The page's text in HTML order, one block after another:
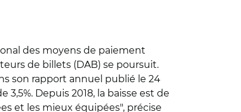
des moyens de paiement
de billets (DAB) se poursuit.
son rapport annuel publié le 24
Depuis 2018, la baisse est de
et les mieux équipées", précise